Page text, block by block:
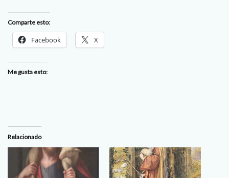
Comparte esto:
Facebook X
Me gusta esto:
Relacionado